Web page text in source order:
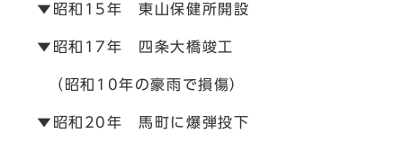
▼昭和15年 東山保健所開設
▼昭和17年 四条大橋竣工
（昭和10年の豪雨で損傷）
▼昭和20年 馬町に爆弾投下